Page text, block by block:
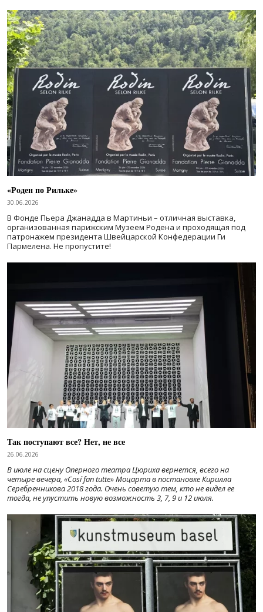
«Роден по Рильке»
30.06.2026
В Фонде Пьера Джанадда в Мартиньи – отличная выставка,
организованная парижским Музеем Родена и проходящая под
патронажем президента Швейцарской Конфедерации Ги
Пармелена. Не пропустите!
Так поступают все? Нет, не все
26.06.2026
В июле на сцену Оперного театра Цюриха вернется, всего на
четыре вечера, «Cosí fan tutte» Моцарта в постановке Кирилла
Серебренникова 2018 года. Очень советую тем, кто не видел ее
тогда, не упустить новую возможность 3, 7, 9 и 12 июля.